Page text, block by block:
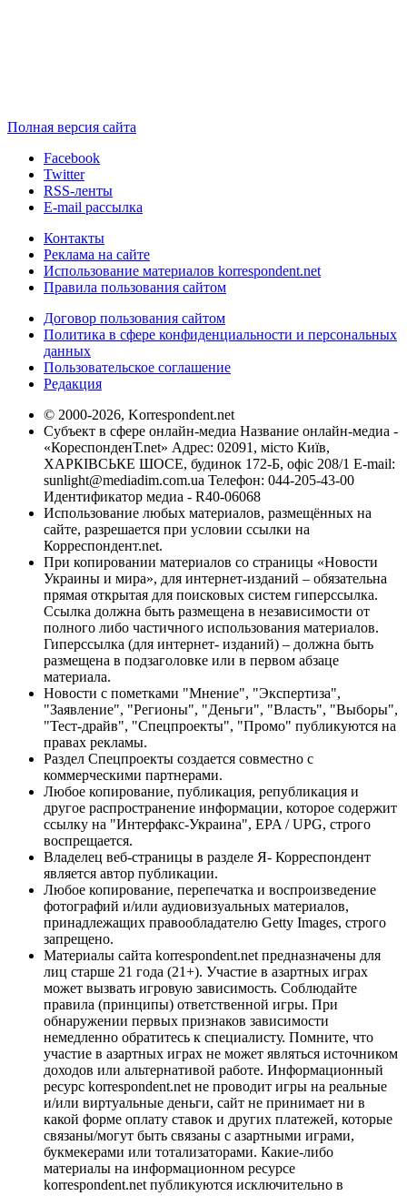
Полная версия сайта
Facebook
Twitter
RSS-ленты
E-mail рассылка
Контакты
Реклама на сайте
Использование материалов korrespondent.net
Правила пользования сайтом
Договор пользования сайтом
Политика в сфере конфиденциальности и персональных
данных
Пользовательское соглашение
Редакция
© 2000-2026, Korrespondent.net
Субъект в сфере онлайн-медиа Название онлайн-медиа -
«КореспонденТ.net» Адрес: 02091, місто Київ,
ХАРКІВСЬКЕ ШОСЕ, будинок 172-Б, офіс 208/1 E-mail:
sunlight@mediadim.com.ua Телефон: 044-205-43-00
Идентификатор медиа - R40-06068
Использование любых материалов, размещённых на
сайте, разрешается при условии ссылки на
Корреспондент.net.
При копировании материалов со страницы «Новости
Украины и мира», для интернет-изданий – обязательна
прямая открытая для поисковых систем гиперссылка.
Ссылка должна быть размещена в независимости от
полного либо частичного использования материалов.
Гиперссылка (для интернет- изданий) – должна быть
размещена в подзаголовке или в первом абзаце
материала.
Новости с пометками "Мнение", "Экспертиза",
"Заявление", "Регионы", "Деньги", "Власть", "Выборы",
"Тест-драйв", "Спецпроекты", "Промо" публикуются на
правах рекламы.
Раздел Спецпроекты создается совместно с
коммерческими партнерами.
Любое копирование, публикация, републикация и
другое распространение информации, которое содержит
ссылку на "Интерфакс-Украина", EPA / UPG, строго
воспрещается.
Владелец веб-страницы в разделе Я- Корреспондент
является автор публикации.
Любое копирование, перепечатка и воспроизведение
фотографий и/или аудиовизуальных материалов,
принадлежащих правообладателю Getty Images, строго
запрещено.
Материалы сайта korrespondent.net предназначены для
лиц старше 21 года (21+). Участие в азартных играх
может вызвать игровую зависимость. Соблюдайте
правила (принципы) ответственной игры. При
обнаружении первых признаков зависимости
немедленно обратитесь к специалисту. Помните, что
участие в азартных играх не может являться источником
доходов или альтернативой работе. Информационный
ресурс korrespondent.net не проводит игры на реальные
и/или виртуальные деньги, сайт не принимает ни в
какой форме оплату ставок и других платежей, которые
связаны/могут быть связаны с азартными играми,
букмекерами или тотализаторами. Какие-либо
материалы на информационном ресурсе
korrespondent.net публикуются исключительно в